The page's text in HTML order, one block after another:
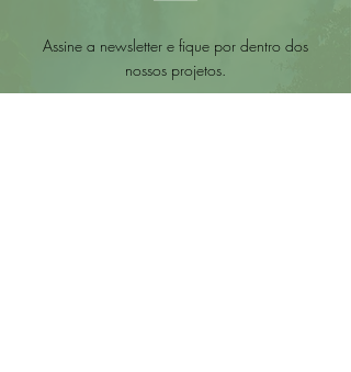
Assine a newsletter e fique por dentro dos
nossos projetos.